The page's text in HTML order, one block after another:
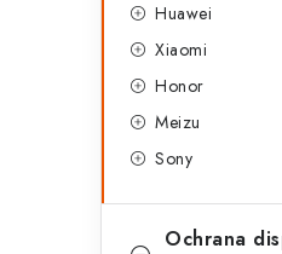
n
e
Huawei
Xiaomi
Honor
Meizu
Sony
Ochrana